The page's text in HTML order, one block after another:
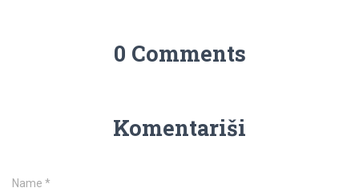
0 Comments
Komentariši
Name *